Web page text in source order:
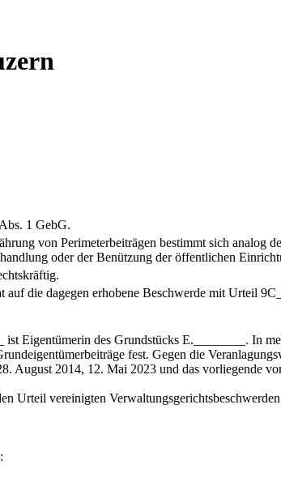
1 GebG.
von Perimeterbeiträgen bestimmt sich analog
oder der Benützung der öffentlichen
auf die dagegen erhobene Beschwerde mit Urteil
Eigentümerin des Grundstücks E.________. In
fest. Gegen die
August 2014, 12. Mai 2023 und das vorliegende
Urteil vereinigten